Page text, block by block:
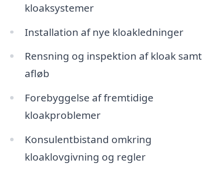
kloaksystemer
Installation af nye kloakledninger
Rensning og inspektion af kloak samt
afløb
Forebyggelse af fremtidige
kloakproblemer
Konsulentbistand omkring
kloaklovgivning og regler